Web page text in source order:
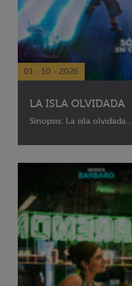
01 - 10 - 2026
LA ISLA OLVIDADA
Sinopsis: La isla olvidada...